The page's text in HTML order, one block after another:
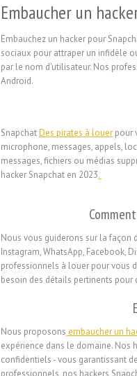
Embaucher un
Embauchez un hacker pour
sociaux pour attraper un infidèle
par le nom d'utilisateur. Nos
Android.
SnapchatDes pirates à louer pour
microphone, messages, appels,
messages, fichiers ou médias
hacker Snapchat en 2023.
Nous vous guiderons sur la façon
Instagram, WhatsApp, Facebook,
professionnels à louer pour vous
besoin des détails pertinents pour
Nous proposons embaucher un
expérience dans le domaine. Nos
confidentiels - vous garantissant
professionnels, nos hackers